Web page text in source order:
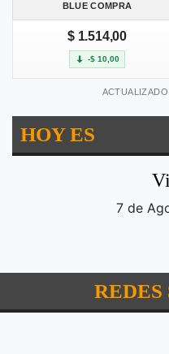
BLUE COMPRA
$ 1.514,00
-$ 10,00
HOY ES
7 de
REDES